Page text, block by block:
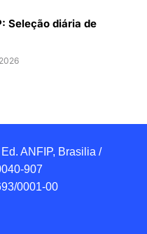
Seleção diária de
ANFIP, Brasilia /
907
0001-00